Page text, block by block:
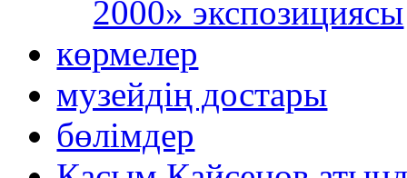
2000» экспозициясы
көрмелер
музейдің достары
бөлімдер